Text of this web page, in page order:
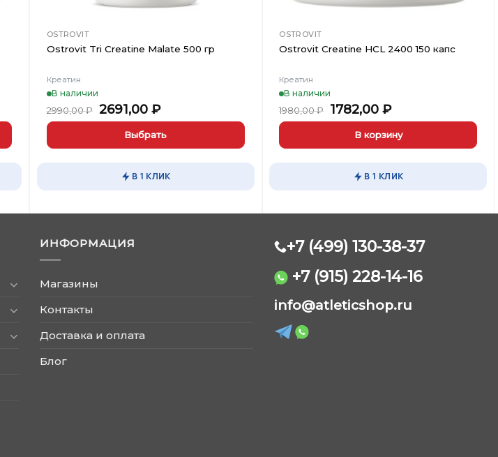
OSTROVIT
Ostrovit Tri Creatine Malate 500 гр
Креатин
В наличии
2990,00₽ Первоначальная
цена
составляла
2990,00 ₽.
2691,00 ₽Текущая
цена:
2691,00 ₽.
Выбрать
вариаций.
можно
выбрать
странице
В 1 КЛИК
OSTROVIT
Ostrovit Creatine HCL 2400 150 капс
Креатин
В наличии
1980,00₽
Первоначальная
цена
составляла
1980,00 ₽.
1782,00₽Текущая
цена:
1782,00 ₽.
В корзину
В 1 КЛИК
ИНФОРМАЦИЯ
Магазины
Контакты
Доставка и оплата
Блог
+7 (499) 130-38-37
+7 (915) 228-14-16
info@atleticshop.ru
AtleticShop